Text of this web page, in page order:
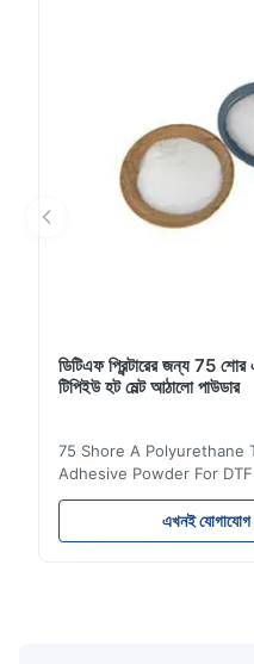
ডিটিএফ প্রিন্টারের জন্য 75 শোর
টিপিইউ হট মেল্ট আঠালো পাউডার
75 Shore A Polyurethane
Adhesive Powder For
Powder Technical
Parameters ( reference
110-130℃ Press 0.5-1.5
এখনই